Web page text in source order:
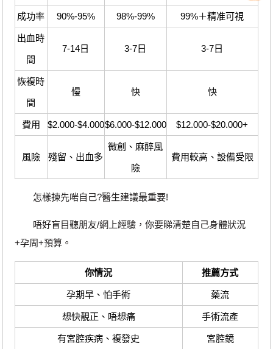
成功率 90%-95% 98%-99% 99%＋精准可視
出血時
間
7-14日 3-7日 3-7日
恢複時
間
慢 快 快
費用 $2.000-$4.000$6.000-$12.000 $12.000-$20.000+
風險 殘留、出血多
微創、麻醉風
險
費用較高、設備受限
怎樣揀先啱自己?醫生建議最重要!
唔好盲目聽朋友/網上經驗，你要睇清楚自己身體狀況
+孕周+預算。
你情況 推薦方式
孕期早、怕手術 藥流
想快靚正、唔想痛 手術流產
有宮腔疾病、複發史 宮腔鏡